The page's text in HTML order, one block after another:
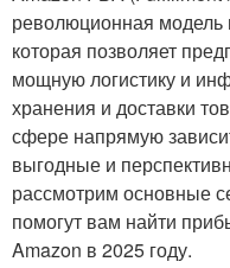
революционная модель
которая позволяет
мощную логистику и
хранения и доставки
сфере напрямую
выгодные и
рассмотрим основные
помогут вам найти
Amazon в 2025 году.